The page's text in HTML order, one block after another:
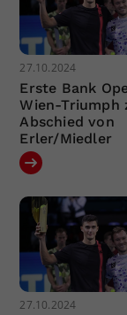
27.10.2024
Erste Bank
Wien-Triumph
Abschied von
Erler/Miedler
27.10.2024